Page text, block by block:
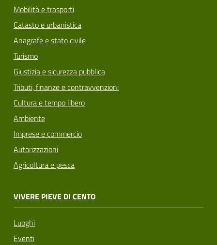
Mobilità e trasporti
Catasto e urbanistica
Anagrafe e stato civile
Turismo
Giustizia e sicurezza pubblica
Tributi, finanze e contravvenzioni
Cultura e tempo libero
Ambiente
Imprese e commercio
Autorizzazioni
Agricoltura e pesca
VIVERE PIEVE DI CENTO
Luoghi
Eventi